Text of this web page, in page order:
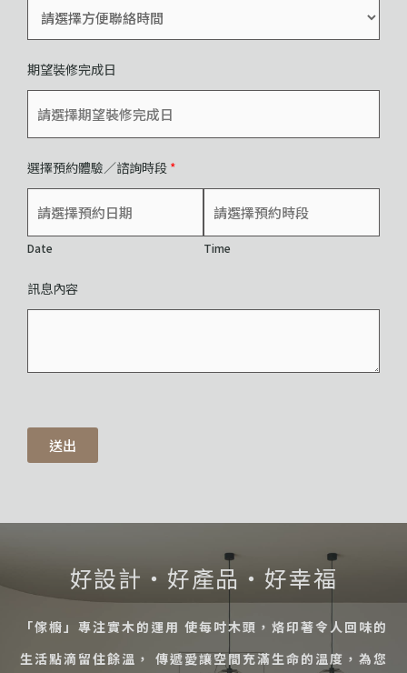
期望裝修完成日
選擇預約體驗／諮詢時段 *
Date Time
訊息內容
送出
好設計・好產品・好幸福
「傢櫥」專注實木的運用 使每吋木頭，烙印著令人回味的
生活點滴留住餘溫， 傳遞愛讓空間充滿生命的溫度，為您